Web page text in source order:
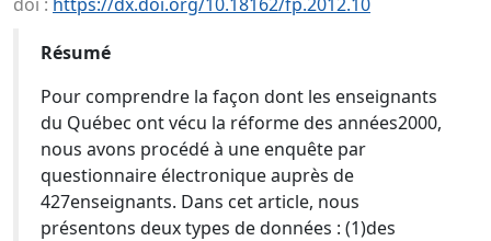
Résumé
Pour comprendre la façon dont les enseignants
du Québec ont vécu la réforme des années2000,
nous avons procédé à une enquête par
questionnaire électronique auprès de
427enseignants. Dans cet article, nous
présentons deux types de données : (1)des